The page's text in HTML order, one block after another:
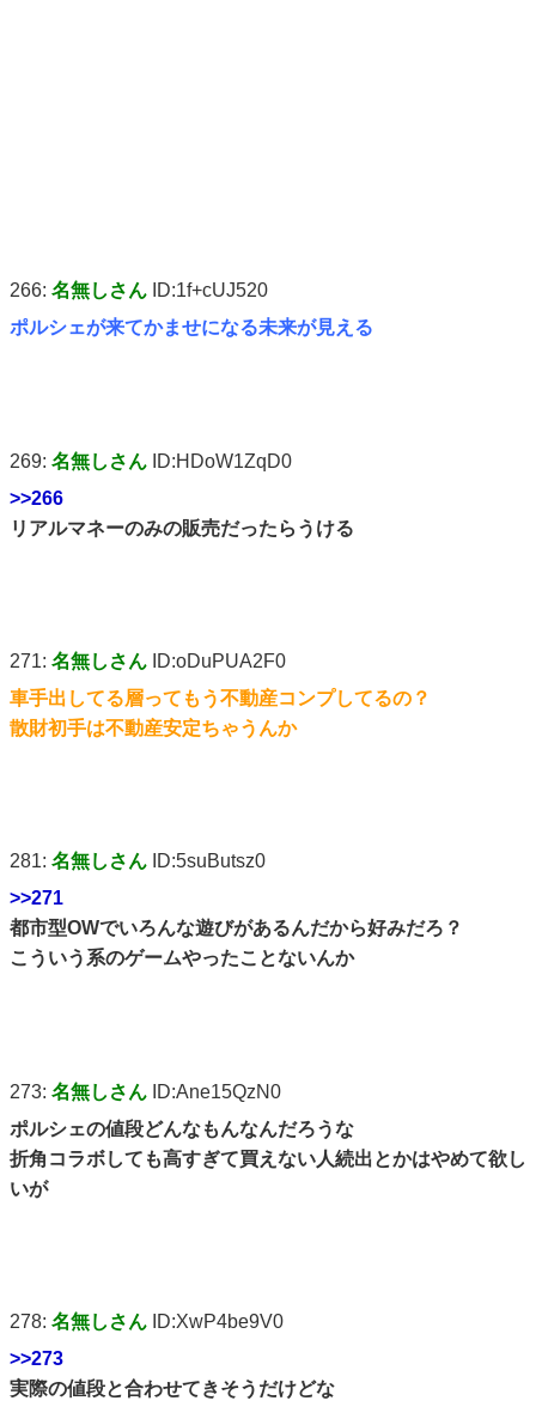
266: 名無しさん ID:1f+cUJ520
ポルシェが来てかませになる未来が見える
269: 名無しさん ID:HDoW1ZqD0
>>266
リアルマネーのみの販売だったらうける
271: 名無しさん ID:oDuPUA2F0
車手出してる層ってもう不動産コンプしてるの？
散財初手は不動産安定ちゃうんか
281: 名無しさん ID:5suButsz0
>>271
都市型OWでいろんな遊びがあるんだから好みだろ？
こういう系のゲームやったことないんか
273: 名無しさん ID:Ane15QzN0
ポルシェの値段どんなもんなんだろうな
折角コラボしても高すぎて買えない人続出とかはやめて欲し
いが
278: 名無しさん ID:XwP4be9V0
>>273
実際の値段と合わせてきそうだけどな